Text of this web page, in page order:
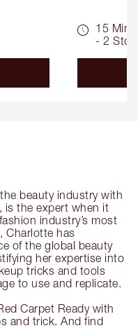
15 Min.
- 2 Std.
beauty industry with
is the expert when it
industry’s most
Charlotte has
of the global beauty
her expertise into
tricks and tools
to use and replicate.
Carpet Ready with
and trick. And find